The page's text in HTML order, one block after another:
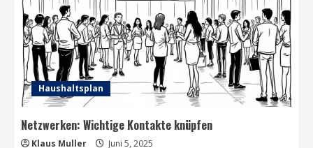
Haushaltsplan
Netzwerken: Wichtige Kontakte knüpfen
Klaus Muller Juni 5, 2025